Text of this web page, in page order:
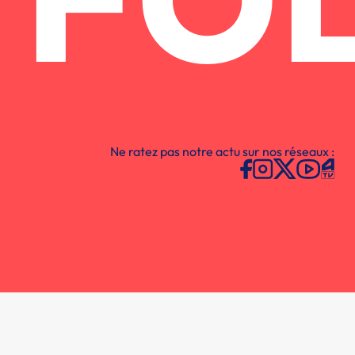
Ne ratez pas notre actu sur nos réseaux :